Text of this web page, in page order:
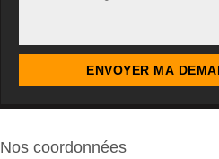
Nos coordonnées